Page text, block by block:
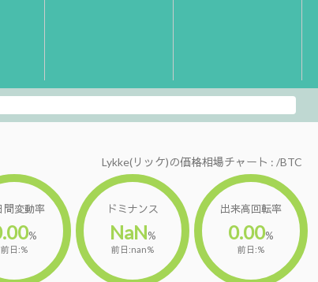
Lykke(リッケ)の価格相場チャート : /BTC
間変動率
%
前日:%
ドミナンス
NaN%
前日:nan%
出来高回転率
0.00%
前日:%